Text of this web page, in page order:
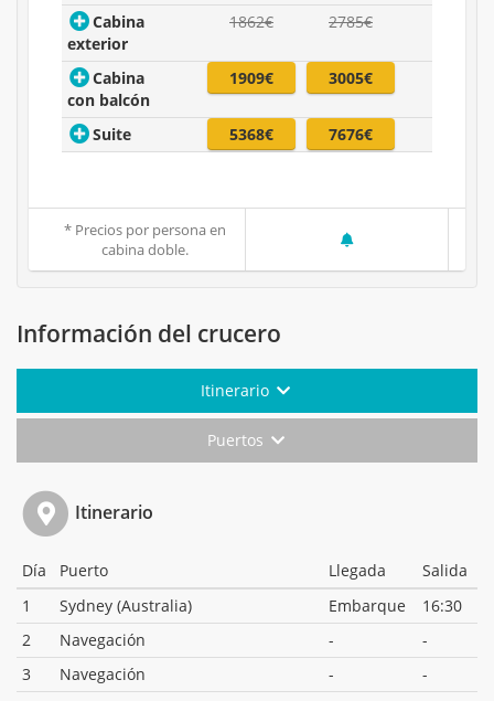
Cabina
exterior
1862€ 2785€
Cabina
con balcón
1909€ 3005€
Suite 5368€ 7676€
* Precios por persona en
cabina doble.
Información del crucero
Itinerario
Puertos
Itinerario
Día Puerto Llegada
Salida
1
Sydney (Australia) Embarque
16:30
2
Navegación -
-
3
Navegación -
-